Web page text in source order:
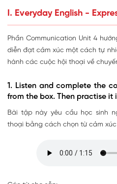
I. Everyday English -
Phần Communication Unit 4
diễn đạt cảm xúc một cách tự
hành các cuộc hội thoại về
1. Listen and complete the
from the box. Then practise it
Bài tập này yêu cầu học sinh
thoại bằng cách chọn từ cảm